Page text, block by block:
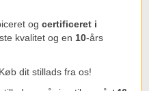
og certificeret i
kvalitet og en 10-års
dit stillads fra os!